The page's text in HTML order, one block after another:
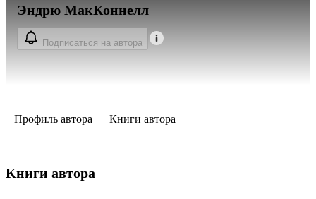
Эндрю МакКоннелл
Подписаться на автора
Профиль автора Книги автора
Книги автора